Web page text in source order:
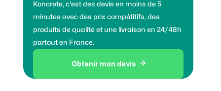
Koncrete, c'est des devis en moins de 5
minutes avec des prix compétitifs, des
produits de qualité et une livraison en 24/48h
partout en France.
Obtenir mon devis 